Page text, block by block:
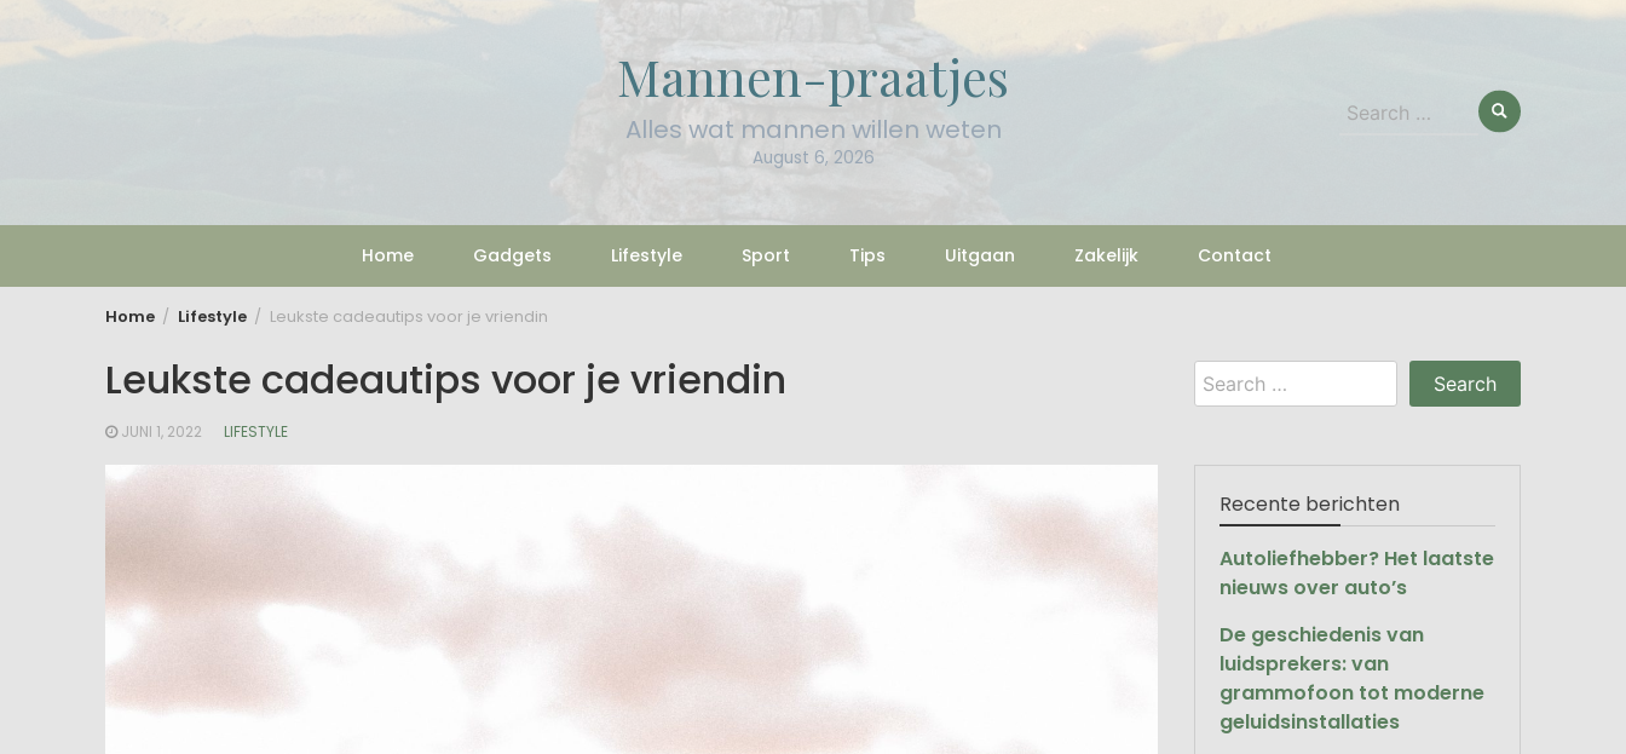
content
Mannen-praatjes
Alles wat mannen willen weten
August 6, 2026
Search
Home Gadgets Lifestyle Sport Tips Uitgaan Zakelijk Contact
Home Lifestyle Leukste cadeautips voor je vriendin
Leukste cadeautips voor je vriendin
JUNI 1, 2022 LIFESTYLE
Search
for:
Recente berichten
Autoliefhebber? Het laatste
nieuws over auto’s
De geschiedenis van
luidsprekers: van
grammofoon tot moderne
geluidsinstallaties